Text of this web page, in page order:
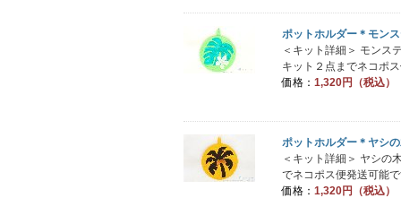
ポットホルダー＊モン
＜キット詳細＞ モンス
キット２点までネコポ
価格： 1,320円（税込）
ポットホルダー＊ヤシ
＜キット詳細＞ ヤシの
でネコポス便発送可能
価格： 1,320円（税込）